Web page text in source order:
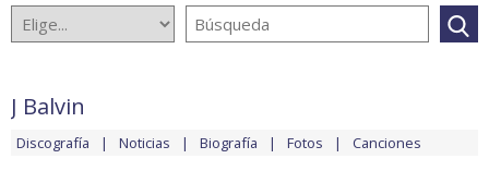
J Balvin
Discografía Noticias Biografía Fotos Canciones